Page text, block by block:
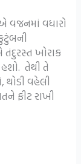
વજનમાં વધારો
ખોરાક
તેથી તે
વહેલી
ફીટ રાખી